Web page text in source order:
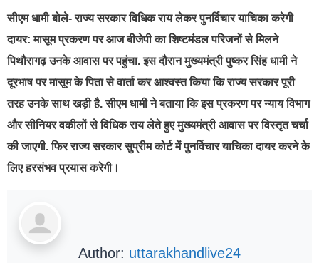
सीएम धामी बोले- राज्य सरकार विधिक राय लेकर पुनर्विचार याचिका करेगी
दायर: मासूम प्रकरण पर आज बीजेपी का शिष्टमंडल परिजनों से मिलने
पिथौरागढ़ उनके आवास पर पहुंचा. इस दौरान मुख्यमंत्री पुष्कर सिंह धामी ने
दूरभाष पर मासूम के पिता से वार्ता कर आश्वस्त किया कि राज्य सरकार पूरी
तरह उनके साथ खड़ी है. सीएम धामी ने बताया कि इस प्रकरण पर न्याय विभाग
और सीनियर वकीलों से विधिक राय लेते हुए मुख्यमंत्री आवास पर विस्तृत चर्चा
की जाएगी. फिर राज्य सरकार सुप्रीम कोर्ट में पुनर्विचार याचिका दायर करने के
लिए हरसंभव प्रयास करेगी।
Author: uttarakhandlive24